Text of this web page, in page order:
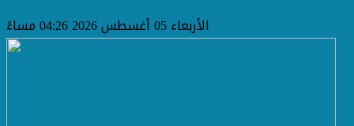
الأربعاء 05 أغسطس 2026 04:26 مساءً